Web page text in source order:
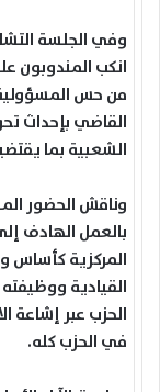
وفي الجلسة
انكب المندوبون
من حس
القاضي بإحداث
الشعبية بما
وناقش الحضور
بالعمل الهادف
المركزية كأساس
القيادية
الحزب عبر إشاعة
في الحزب كله.